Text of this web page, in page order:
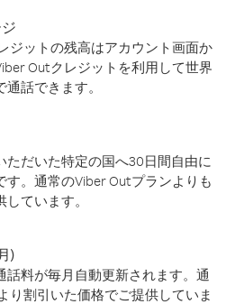
ジットの残高はアカウント画面か
Outクレジットを利用して世界
話できます。
ただいた特定の国へ30日間自由に
す。通常のViber Outプランよりも
ています。
)
話料が毎月自動更新されます。通
り割引いた価格でご提供していま